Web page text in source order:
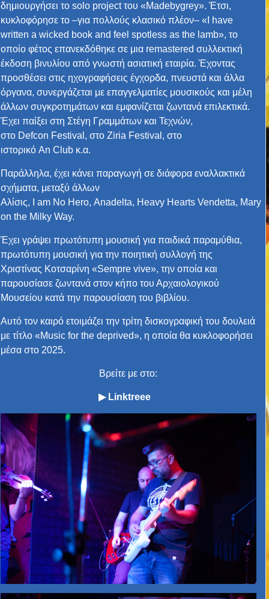
δημιουργήσει το solo project του «Madebygrey». Έτσι,
κυκλοφόρησε το –για πολλούς κλασικό πλέον– «I have
written a wicked book and feel spotless as the lamb», το
οποίο φέτος επανεκδόθηκε σε μια remastered συλλεκτική
έκδοση βινυλίου από γνωστή ασιατική εταιρία. Έχοντας
προσθέσει στις ηχογραφήσεις έγχορδα, πνευστά και άλλα
όργανα, συνεργάζεται με επαγγελματίες μουσικούς και μέλη
άλλων συγκροτημάτων και εμφανίζεται ζωντανά επιλεκτικά.
Έχει παίξει στη Στέγη Γραμμάτων και Τεχνών,
στο Defcon Festival, στο Ziria Festival, στο
ιστορικό An Club κ.α.
Παράλληλα, έχει κάνει παραγωγή σε διάφορα εναλλακτικά
σχήματα, μεταξύ άλλων
Αλίσις, I am No Hero, Anadelta, Heavy Hearts Vendetta, Mary
on the Milky Way.
Έχει γράψει πρωτότυπη μουσική για παιδικά παραμύθια,
πρωτότυπη μουσική για την ποιητική συλλογή της
Χριστίνας Κοτσαρίνη «Sempre vive», την οποία και
παρουσίασε ζωντανά στον κήπο του Αρχαιολογικού
Μουσείου κατά την παρουσίαση του βιβλίου.
Αυτό τον καιρό ετοιμάζει την τρίτη δισκογραφική του δουλειά
με τίτλο «Music for the deprived», η οποία θα κυκλοφορήσει
μέσα στο 2025.
Βρείτε με στο:
▶ Linktreee